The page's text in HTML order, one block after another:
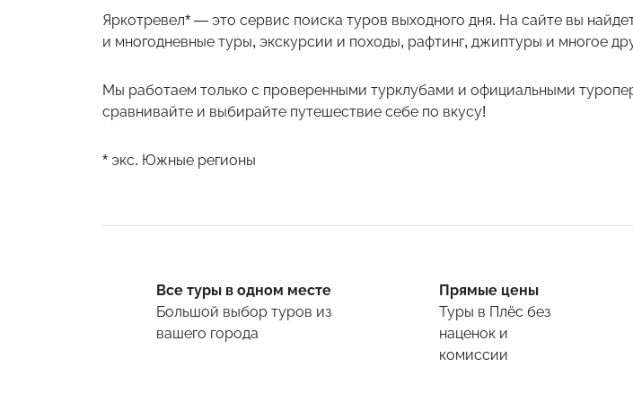
Яркотревел* — это сервис поиска туров выходного дня. На сайте вы
и многодневные туры, экскурсии и походы, рафтинг, джиптуры и многое
Мы работаем только с проверенными турклубами и официальными
сравнивайте и выбирайте путешествие себе по вкусу!
* экс. Южные регионы
Все туры в одном месте
Большой выбор туров из
вашего города
Прямые цены
Туры в Плёс без
наценок и
комиссии